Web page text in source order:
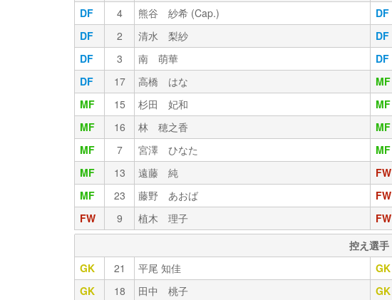
DF
4 熊谷 紗希 (Cap.) DF
DF
2 清水 梨紗 DF
DF
3 南 萌華 DF
DF
17 高橋 はな MF
MF
15 杉田 妃和 MF
MF
16 林 穂之香 MF
MF
7 宮澤 ひなた MF
MF
13 遠藤 純 FW
MF
23 藤野 あおば FW
FW
9 植木 理子 FW
控え選手
GK
21 平尾 知佳 GK
GK
18 田中 桃子 GK